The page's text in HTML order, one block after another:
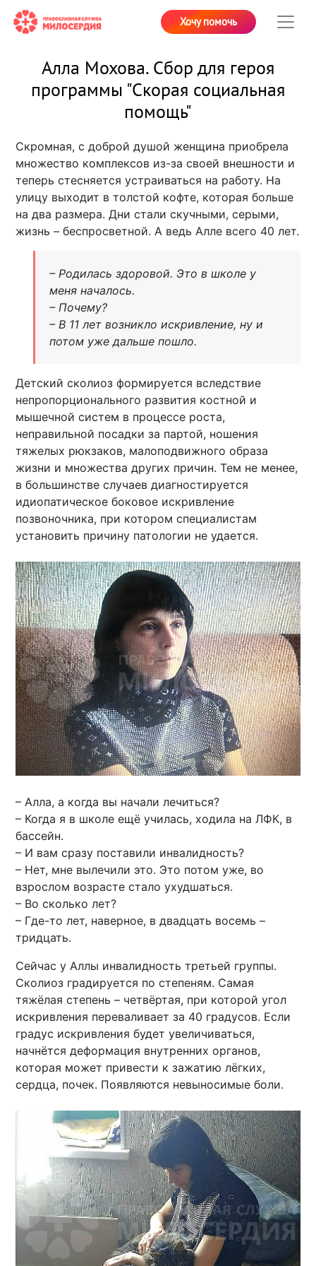
Хочу помочь
Алла Мохова. Сбор для героя
программы "Скорая социальная
помощь"
Скромная, с доброй душой женщина приобрела
множество комплексов из-за своей внешности и
теперь стесняется устраиваться на работу. На
улицу выходит в толстой кофте, которая больше
на два размера. Дни стали скучными, серыми,
жизнь – беспросветной. А ведь Алле всего 40 лет.
– Родилась здоровой. Это в школе у
меня началось.
– Почему?
– В 11 лет возникло искривление, ну и
потом уже дальше пошло.
Детский сколиоз формируется вследствие
непропорционального развития костной и
мышечной систем в процессе роста,
неправильной посадки за партой, ношения
тяжелых рюкзаков, малоподвижного образа
жизни и множества других причин. Тем не менее,
в большинстве случаев диагностируется
идиопатическое боковое искривление
позвоночника, при котором специалистам
установить причину патологии не удается.
– Алла, а когда вы начали лечиться?
– Когда я в школе ещё училась, ходила на ЛФК, в
бассейн.
– И вам сразу поставили инвалидность?
– Нет, мне вылечили это. Это потом уже, во
взрослом возрасте стало ухудшаться.
– Во сколько лет?
– Где-то лет, наверное, в двадцать восемь –
тридцать.
Сейчас у Аллы инвалидность третьей группы.
Сколиоз градируется по степеням. Самая
тяжёлая степень – четвёртая, при которой угол
искривления переваливает за 40 градусов. Если
градус искривления будет увеличиваться,
начнётся деформация внутренних органов,
которая может привести к зажатию лёгких,
сердца, почек. Появляются невыносимые боли.